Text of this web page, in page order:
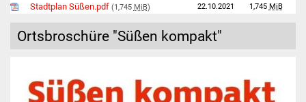
Behördenwegweiser
Kontakt
Stadtplan Süßen.pdf (1,745 MiB) 22.10.2021 1,745 MiB
Ortsbroschüre "Süßen kompakt"